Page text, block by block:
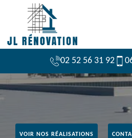
02 52 56 31 92
VOIR NOS RÉALISATIONS